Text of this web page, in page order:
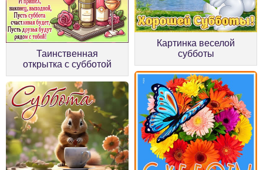
Таинственная
открытка с субботой
Картинка веселой
субботы